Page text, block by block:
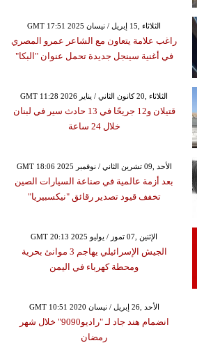
GMT 17:51 2025 الثلاثاء ,15 إبريل / نيسان
راغب علامة يتعاون مع الشاعر عمرو المصري
في أغنية سينجل جديدة تحمل عنوان "البكا"
GMT 11:28 2026 الثلاثاء ,20 كانون الثاني / يناير
قتيلان و12 جريحًا في 13 حادث سير في لبنان
خلال 24 ساعة
GMT 18:06 2025 الأحد ,09 تشرين الثاني / نوفمبر
بعد أزمة عالمية في صناعة السيارات الصين
تخفف قيود تصدير رقائق "نيكسبيريا"
GMT 20:13 2025 الإثنين ,07 تموز / يوليو
الجيش الإسرائيلي يهاجم 3 موانئ بحرية
ومحطة كهرباء في اليمن
GMT 10:51 2020 الأحد ,26 إبريل / نيسان
انضمام هند جاد لـ "راديو9090" خلال شهر
رمضان